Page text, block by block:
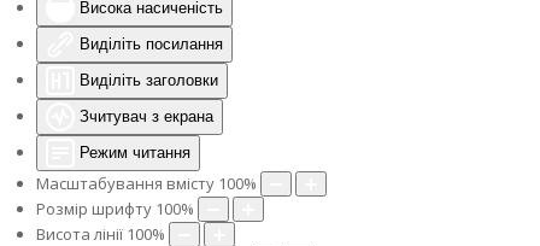
Висока насиченість
Виділіть посилання
Виділіть заголовки
Зчитувач з екрана
Режим читання
Масштабування вмісту 100%
Розмір шрифту 100%
Висота лінії 100%